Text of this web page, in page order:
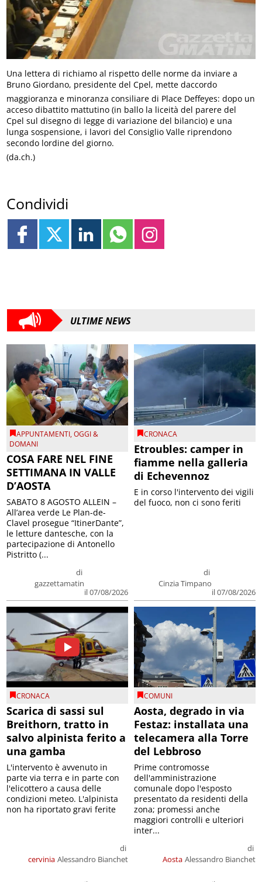
Una lettera di richiamo al rispetto delle norme da inviare a
Bruno Giordano, presidente del Cpel, mette daccordo
maggioranza e minoranza consiliare di Place Deffeyes: dopo un
acceso dibattito mattutino (in ballo la liceità del parere del
Cpel sul disegno di legge di variazione del bilancio) e una
lunga sospensione, i lavori del Consiglio Valle riprendono
secondo lordine del giorno.
(da.ch.)
Condividi
ULTIME NEWS
APPUNTAMENTI,OGGI &
DOMANI
COSA FARE NEL FINE
SETTIMANA IN VALLE
D’AOSTA
di
gazzettamatin
il 07/08/2026
SABATO 8 AGOSTO ALLEIN –
All’area verde Le Plan-de-
Clavel prosegue “ItinerDante”,
le letture dantesche, con la
partecipazione di Antonello
Pistritto (...
CRONACA
Etroubles: camper in
fiamme nella galleria
di Echevennoz
di
Cinzia Timpano
il 07/08/2026
E in corso l'intervento dei vigili
del fuoco, non ci sono feriti
CRONACA
Scarica di sassi sul
Breithorn, tratto in
salvo alpinista ferito a
una gamba
cervinia
di
Alessandro Bianchet
L'intervento è avvenuto in
parte via terra e in parte con
l'elicottero a causa delle
condizioni meteo. L'alpinista
non ha riportato gravi ferite
COMUNI
Aosta, degrado in via
Festaz: installata una
telecamera alla Torre
del Lebbroso
Aosta
di
Alessandro Bianchet
Prime contromosse
dell'amministrazione
comunale dopo l'esposto
presentato da residenti della
zona; promessi anche
maggiori controlli e ulteriori
inter...